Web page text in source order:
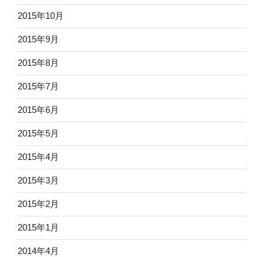
2015年10月
2015年9月
2015年8月
2015年7月
2015年6月
2015年5月
2015年4月
2015年3月
2015年2月
2015年1月
2014年4月